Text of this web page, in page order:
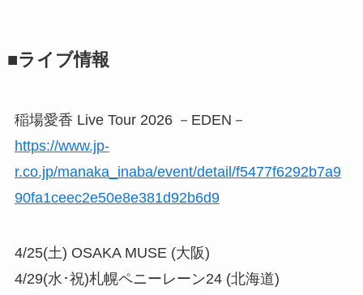
■ライブ情報
稲場愛香 Live Tour 2026 －EDEN－
https://www.jp-
r.co.jp/manaka_inaba/event/detail/f5477f6292b7a9
90fa1ceec2e50e8e381d92b6d9
4/25(土) OSAKA MUSE (大阪)
4/29(水･祝)札幌ペニーレーン24 (北海道)